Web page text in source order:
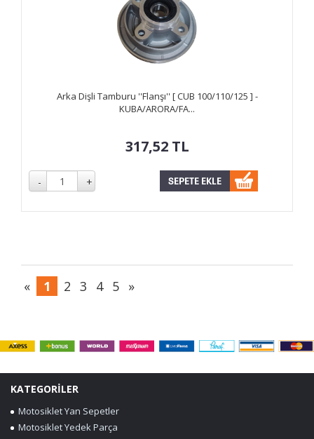
Arka Dişli Tamburu ''Flanşı'' [ CUB 100/110/125 ] -
KUBA/ARORA/FA...
317,52 TL
« 1 2 3 4 5 »
KATEGORİLER
Motosiklet Yan Sepetler
Motosiklet Yedek Parça